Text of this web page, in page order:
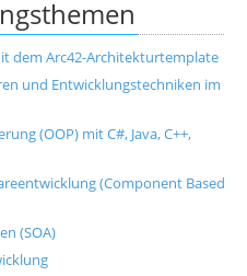
dem Arc42-Architekturtemplate
und Entwicklungstechniken im
(OOP) mit C#, Java, C++,
(Component Based
(SOA)